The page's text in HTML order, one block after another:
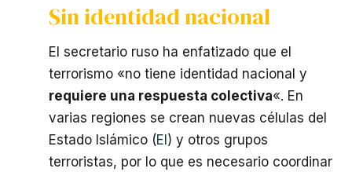
Sin identidad nacional
El secretario ruso ha enfatizado que el
terrorismo «no tiene identidad nacional y
requiere una respuesta colectiva«. En
varias regiones se crean nuevas células del
Estado Islámico (EI) y otros grupos
terroristas, por lo que es necesario coordinar